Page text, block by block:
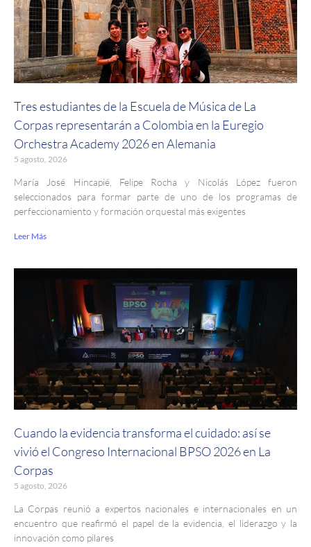
Tres estudiantes de la Escuela de Música de La
Corpas representarán a Colombia en la Euregio
Orchestra Academy 2026 en Alemania
5 agosto, 2026
María José Hincapié, Felipe Rocha y Nicolás López fueron
seleccionados para formar parte de uno de los programas de
perfeccionamiento y formación orquestal más exigentes
Leer Más
Cuando la evidencia transforma el cuidado: así se
vivió el Congreso Internacional BPSO 2026 en La
Corpas
5 agosto, 2026
La Corpas reunió a expertos nacionales e internacionales en un
encuentro que reafirmó el papel de la evidencia, el liderazgo y la
innovación como pilares